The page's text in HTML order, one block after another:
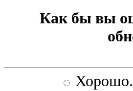
Как бы вы